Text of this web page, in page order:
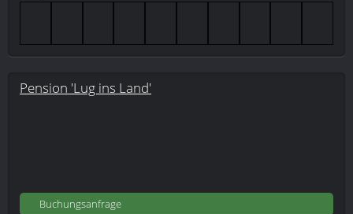
Pension 'Lug ins Land'
Buchungsanfrage